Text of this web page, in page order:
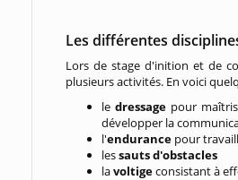
Les différentes
Lors de stage d'inition et de
plusieurs activités. En voici
ledressage pour
développer la
l'endurance pour
lessauts d'obstacles
lavoltigeconsistant à